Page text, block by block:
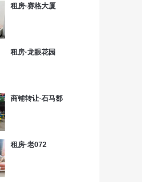
租房·赛格大厦
租房·龙眼花园
商铺转让·石马郡
租房·老072